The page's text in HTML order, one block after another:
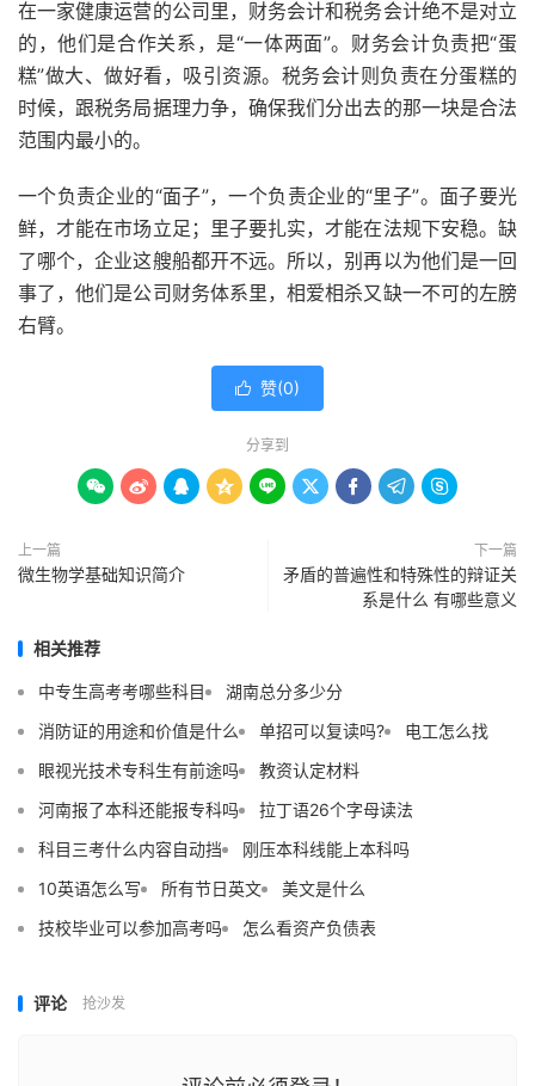
在一家健康运营的公司里，财务会计和税务会计绝不是对立
的，他们是合作关系，是“一体两面”。财务会计负责把“蛋
糕”做大、做好看，吸引资源。税务会计则负责在分蛋糕的
时候，跟税务局据理力争，确保我们分出去的那一块是合法
范围内最小的。
一个负责企业的“面子”，一个负责企业的“里子”。面子要光
鲜，才能在市场立足；里子要扎实，才能在法规下安稳。缺
了哪个，企业这艘船都开不远。所以，别再以为他们是一回
事了，他们是公司财务体系里，相爱相杀又缺一不可的左膀
右臂。
 赞(0)
分享到
        
上一篇
微生物学基础知识简介
下一篇
矛盾的普遍性和特殊性的辩证关
系是什么 有哪些意义
相关推荐
中专生高考考哪些科目
湖南总分多少分
消防证的用途和价值是什么
单招可以复读吗?
电工怎么找
眼视光技术专科生有前途吗
教资认定材料
河南报了本科还能报专科吗
拉丁语26个字母读法
科目三考什么内容自动挡
刚压本科线能上本科吗
10英语怎么写
所有节日英文
美文是什么
技校毕业可以参加高考吗
怎么看资产负债表
评论 抢沙发